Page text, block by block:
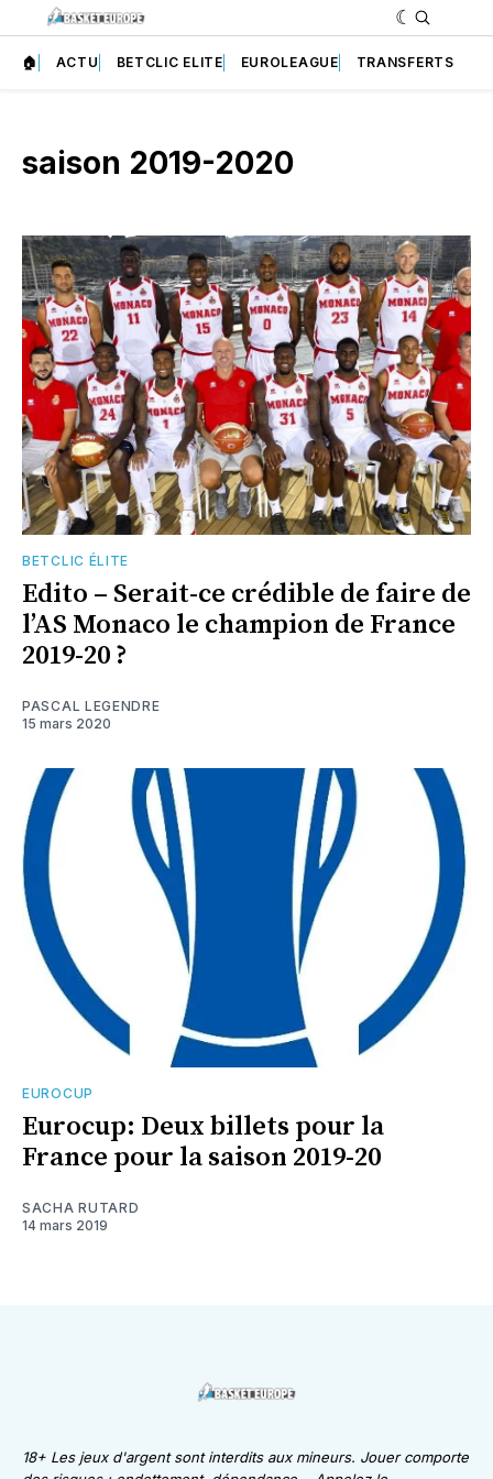
🏠 ACTU BETCLIC ELITE EUROLEAGUE TRANSFERTS
saison 2019-2020
BETCLIC ÉLITE
Edito – Serait-ce crédible de faire de
l’AS Monaco le champion de France
2019-20 ?
PASCAL LEGENDRE
15 mars 2020
EUROCUP
Eurocup: Deux billets pour la
France pour la saison 2019-20
SACHA RUTARD
14 mars 2019
18+ Les jeux d'argent sont interdits aux mineurs. Jouer comporte